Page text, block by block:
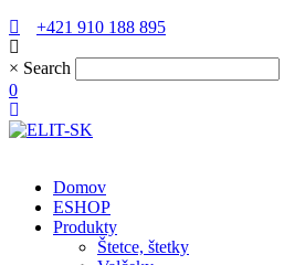
+421 910 188 895
× Search
0
Domov
ESHOP
Produkty
Štetce, štetky